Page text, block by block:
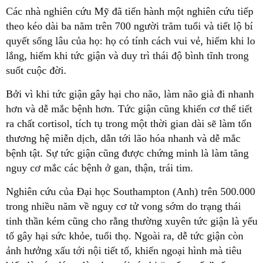
Các nhà nghiên cứu Mỹ đã tiến hành một nghiên cứu tiếp
theo kéo dài ba năm trên 700 người trăm tuổi và tiết lộ bí
quyết sống lâu của họ: họ có tính cách vui vẻ, hiếm khi lo
lắng, hiếm khi tức giận và duy trì thái độ bình tĩnh trong
suốt cuộc đời.
Bởi vì khi tức giận gây hại cho não, làm não già đi nhanh
hơn và dễ mắc bệnh hơn. Tức giận cũng khiến cơ thể tiết
ra chất cortisol, tích tụ trong một thời gian dài sẽ làm tổn
thương hệ miễn dịch, dẫn tới lão hóa nhanh và dễ mắc
bệnh tật. Sự tức giận cũng được chứng minh là làm tăng
nguy cơ mắc các bệnh ở gan, thận, trái tim.
Nghiên cứu của Đại học Southampton (Anh) trên 500.000
trong nhiều năm về nguy cơ tử vong sớm do trạng thái
tinh thần kém cũng cho rằng thường xuyên tức giận là yếu
tố gây hại sức khỏe, tuổi thọ. Ngoài ra, dễ tức giận còn
ảnh hưởng xấu tới nội tiết tố, khiến ngoại hình mà tiêu